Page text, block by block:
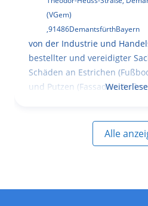
(VGem)
,91486DemantsfürthBayern
von der Industrie und
bestellter und vereidigter
Schäden an Estrichen
und Putzen (Fassaden,
Alle